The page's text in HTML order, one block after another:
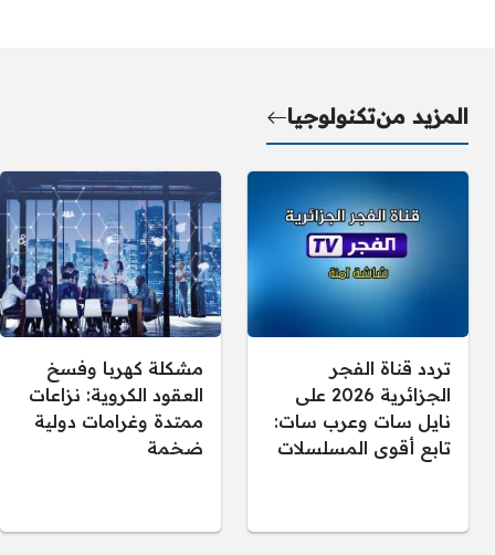
المزيد منتكنولوجيا
تردد قناة الفجر
الجزائرية 2026 على
نايل سات وعرب سات:
تابع أقوى المسلسلات
مشكلة كهربا وفسخ
العقود الكروية: نزاعات
ممتدة وغرامات دولية
ضخمة